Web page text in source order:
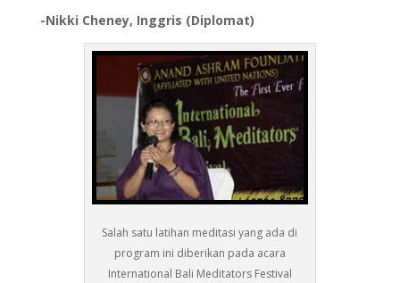
-Nikki Cheney, Inggris (Diplomat)
Salah satu latihan meditasi yang ada di
program ini diberikan pada acara
International Bali Meditators Festival